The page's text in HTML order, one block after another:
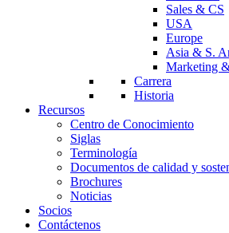
Sales & CS
USA
Europe
Asia & S.
Marketing
Carrera
Historia
Recursos
Centro de Conocimiento
Siglas
Terminología
Documentos de calidad y
Brochures
Noticias
Socios
Contáctenos